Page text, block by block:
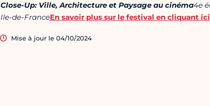
Close-Up: Ville, Architecture et Paysage au cinéma4e
Ile-de-FranceEn savoir plus sur le festival en cliquant ici
Mise à jour le 04/10/2024